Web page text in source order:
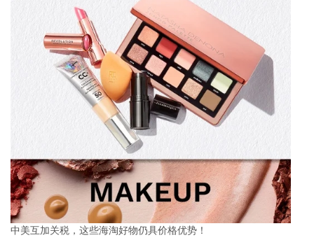
中美互加关税，这些海淘好物仍具价格优势！